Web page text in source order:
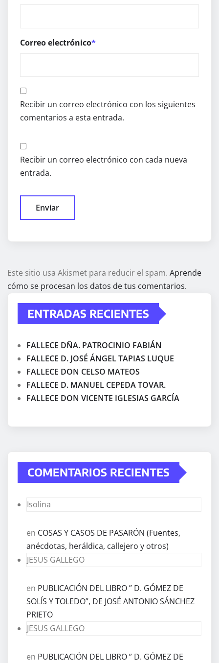
Correo electrónico*
Recibir un correo electrónico con los siguientes
comentarios a esta entrada.
Recibir un correo electrónico con cada nueva
entrada.
Este sitio usa Akismet para reducir el spam. Aprende
cómo se procesan los datos de tus comentarios.
ENTRADAS RECIENTES
FALLECE DÑA. PATROCINIO FABIÁN
FALLECE D. JOSÉ ÁNGEL TAPIAS LUQUE
FALLECE DON CELSO MATEOS
FALLECE D. MANUEL CEPEDA TOVAR.
FALLECE DON VICENTE IGLESIAS GARCÍA
COMENTARIOS RECIENTES
Isolina
en COSAS Y CASOS DE PASARÓN (Fuentes,
anécdotas, heráldica, callejero y otros)
JESUS GALLEGO
en PUBLICACIÓN DEL LIBRO ” D. GÓMEZ DE
SOLÍS Y TOLEDO”, DE JOSÉ ANTONIO SÁNCHEZ
PRIETO
JESUS GALLEGO
en PUBLICACIÓN DEL LIBRO ” D. GÓMEZ DE